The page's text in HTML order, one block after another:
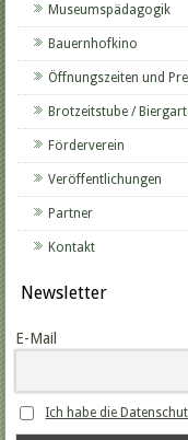
Museumspädagogik
Bauernhofkino
Öffnungszeiten und
Brotzeitstube /
Förderverein
Veröffentlichungen
Partner
Kontakt
Newsletter
E-Mail
Ich habe die